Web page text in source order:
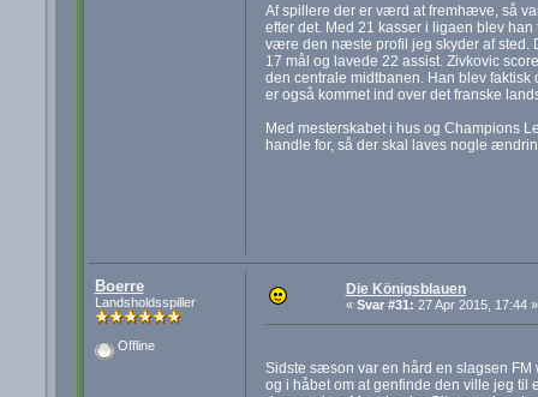
Af spillere der er værd at fremhæve, så
efter det. Med 21 kasser i ligaen blev
være den næste profil jeg skyder af sted.
17 mål og lavede 22 assist. Zivkovic
den centrale midtbanen. Han blev
er også kommet ind over det franske
Med mesterskabet i hus og Champions
handle for, så der skal laves nogle
Boerre
Landsholdsspiller
Offline
Die Königsblauen
« Svar #31: 27 Apr 2015, 17:44 »
Sidste sæson var en hård en slagsen FM
og i håbet om at genfinde den ville jeg til